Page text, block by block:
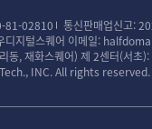
81-02810
통신판매업신고:
디지털스퀘어 이메일:
동, 재화스퀘어) 제 2센터(서초
INC. All rights reserved.